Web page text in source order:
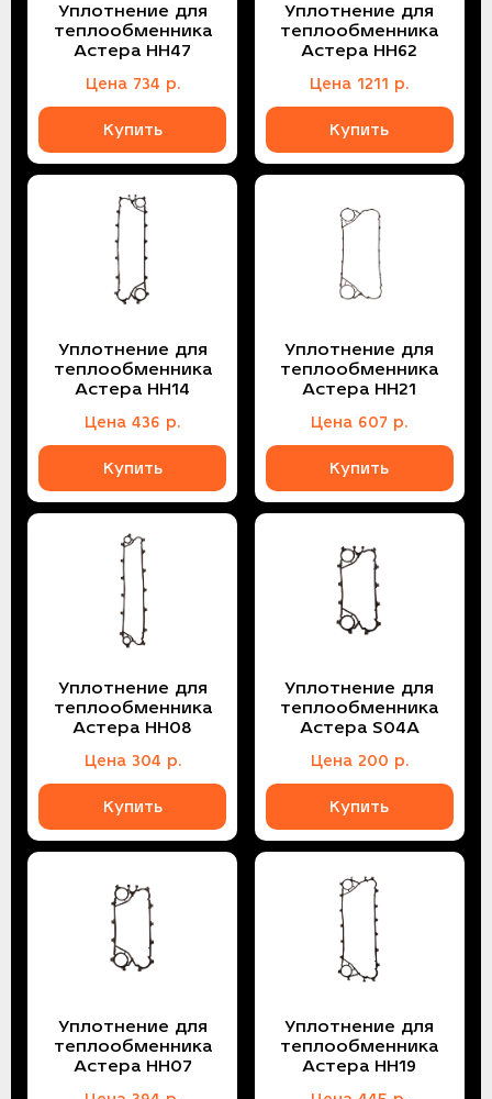
Уплотнение для
теплообменника
Астера НН47
Цена 734 р.
Купить
Уплотнение для
теплообменника
Астера НН62
Цена 1211 р.
Купить
Уплотнение для
теплообменника
Астера НН14
Цена436 р.
Купить
Уплотнение для
теплообменника
Астера НН21
Цена 607 р.
Купить
Уплотнение для
теплообменника
Астера НН08
Цена 304 р.
Купить
Уплотнение для
теплообменника
Астера S04A
Цена 200 р.
Купить
Уплотнение для
теплообменника
Астера НН07
Уплотнение для
теплообменника
Астера НН19